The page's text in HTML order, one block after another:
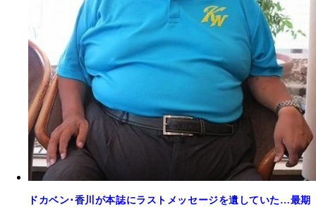
ドカベン･香川が本誌にラストメッセージを遺していた…最期